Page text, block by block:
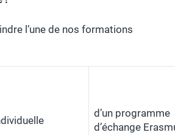
l’une de nos formations
d’un programme
d’échange